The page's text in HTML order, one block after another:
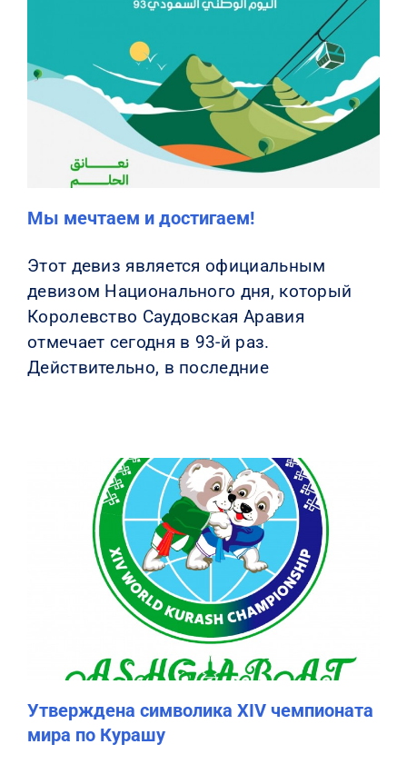
Мы мечтаем и достигаем!
Этот девиз является официальным
девизом Национального дня, который
Королевство Саудовская Аравия
отмечает сегодня в 93-й раз.
Действительно, в последние
Утверждена символика XIV чемпионата
мира по Курашу